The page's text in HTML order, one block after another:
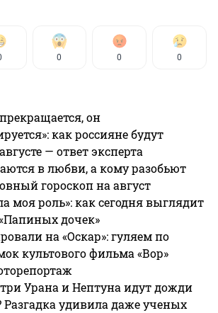
0 0 0
он
как россияне будут
— ответ эксперта
в любви, а кому разобьют
гороскоп на август
моя роль»: как сегодня выглядит
дочек»
на «Оскар»: гуляем по
культового фильма «Вор»
Урана и Нептуна идут дожди
Разгадка удивила даже ученых